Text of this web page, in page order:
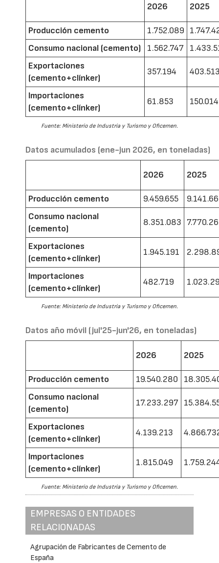
2026 2025
Producción cemento 1.752.089
Consumo nacional (cemento)
1.562.747
Exportaciones
(cemento+clínker)
357.194
Importaciones
(cemento+clínker)
61.853 150.014
Fuente: Ministerio de Industria y Turismo y Oficemen.
Datos acumulados (ene-jun 2026, en toneladas)
2026 2025
Producción cemento 9.459.655
Consumo nacional
(cemento)
8.351.083
Exportaciones
(cemento+clínker)
1.945.191
Importaciones
(cemento+clínker)
482.719
Fuente: Ministerio de Industria y Turismo y Oficemen.
Datos año móvil (jul'25-jun'26, en toneladas)
2026 2025
Producción cemento 19.540.280
Consumo nacional
(cemento)
17.233.297
Exportaciones
(cemento+clínker)
4.139.213
Importaciones
(cemento+clínker)
1.815.049
Fuente: Ministerio de Industria y Turismo y Oficemen.
EMPRESAS O ENTIDADES
RELACIONADAS
Agrupación de Fabricantes de Cemento de
España